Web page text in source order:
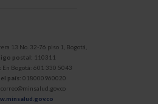
13 No. 32-76 piso 1, Bogotá,
postal: 110311
En Bogotá: 601 330 5043
país: 018000960020
correo@minsalud.gov.co